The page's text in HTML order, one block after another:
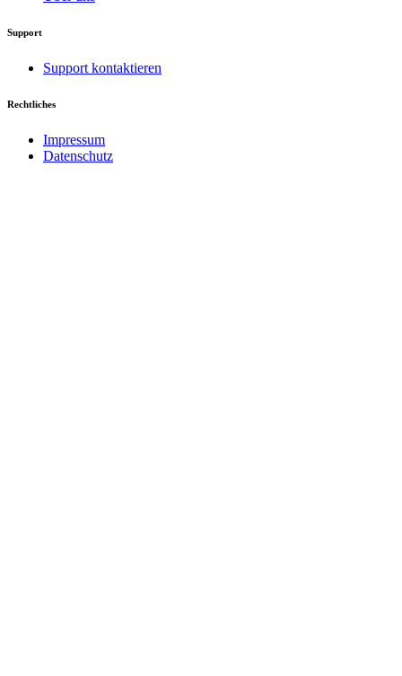
Support
Support kontaktieren
Rechtliches
Impressum
Datenschutz